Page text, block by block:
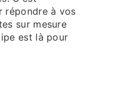
répondre à vos
sur mesure
est là pour